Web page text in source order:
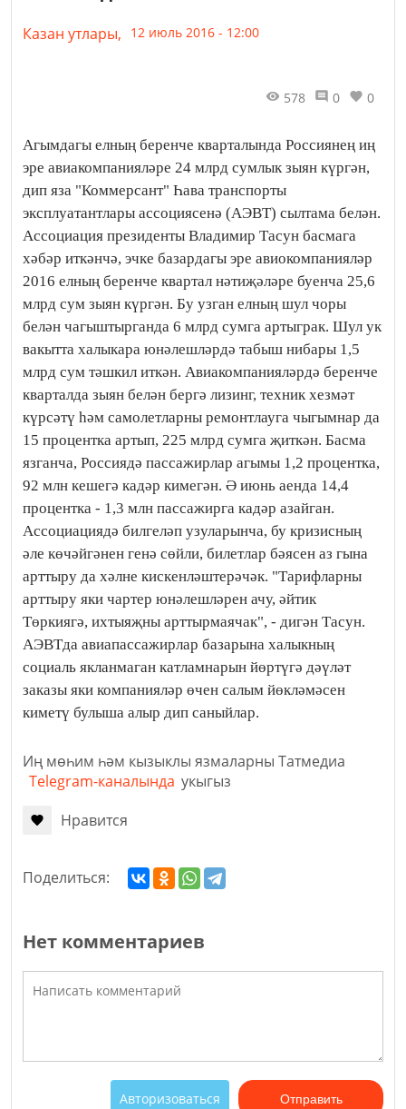
Казан утлары, 12 июль 2016 - 12:00
578 0 0
Агымдагы елның беренче кварталында Россиянең иң
эре авиакомпанияләре 24 млрд сумлык зыян күргән,
дип яза "Коммерсант" Һава транспорты
эксплуатантлары ассоциясенә (АЭВТ) сылтама белән.
Ассоциация президенты Владимир Тасун басмага
хәбәр иткәнчә, эчке базардагы эре авиокомпанияләр
2016 елның беренче квартал нәтиҗәләре буенча 25,6
млрд сум зыян күргән. Бу узган елның шул чоры
белән чагыштырганда 6 млрд сумга артыграк. Шул ук
вакытта халыкара юнәлешләрдә табыш нибары 1,5
млрд сум тәшкил иткән. Авиакомпанияләрдә беренче
кварталда зыян белән бергә лизинг, техник хезмәт
күрсәтү һәм самолетларны ремонтлауга чыгымнар да
15 процентка артып, 225 млрд сумга җиткән. Басма
язганча, Россиядә пассажирлар агымы 1,2 процентка,
92 млн кешегә кадәр кимегән. Ә июнь аенда 14,4
процентка - 1,3 млн пассажирга кадәр азайган.
Ассоциациядә билгеләп узуларынча, бу кризисның
әле көчәйгәнен генә сөйли, билетлар бәясен аз гына
арттыру да хәлне кискенләштерәчәк. "Тарифларны
арттыру яки чартер юнәлешләрен ачу, әйтик
Төркиягә, ихтыяҗны арттырмаячак", - дигән Тасун.
АЭВТда авиапассажирлар базарына халыкның
социаль якланмаган катламнарын йөртүгә дәүләт
заказы яки компанияләр өчен салым йөкләмәсен
киметү булыша алыр дип саныйлар.
Иң мөһим һәм кызыклы язмаларны Татмедиа
Telegram-каналында укыгыз
Нравится
Поделиться:
Нет комментариев
Авторизоваться Отправить